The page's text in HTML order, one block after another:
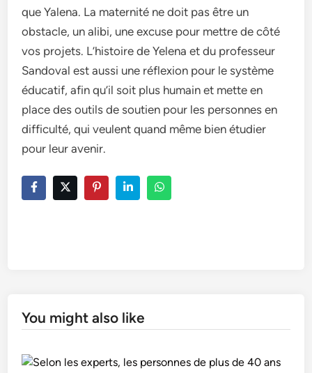
que Yalena. La maternité ne doit pas être un
obstacle, un alibi, une excuse pour mettre de côté
vos projets. L’histoire de Yelena et du professeur
Sandoval est aussi une réflexion pour le système
éducatif, afin qu’il soit plus humain et mette en
place des outils de soutien pour les personnes en
difficulté, qui veulent quand même bien étudier
pour leur avenir.
You might also like